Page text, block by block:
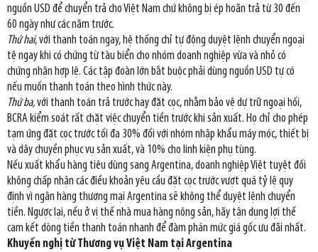
nguồn USD để chuyển trả cho Việt Nam chứ không bị ép hoãn trả từ 30 đến
60 ngày như các năm trước.
Thứ hai, với thanh toán ngay, hệ thống chỉ tự động duyệt lệnh chuyển ngoại
tệ ngay khi có chứng từ tàu biển cho nhóm doanh nghiệp vừa và nhỏ có
chứng nhận hợp lệ. Các tập đoàn lớn bắt buộc phải dùng nguồn USD tự có
nếu muốn thanh toán theo hình thức này.
Thứ ba,với thanh toán trả trước hay đặt cọc, nhằm bảo vệ dự trữ ngoại hối,
BCRA kiểm soát rất chặt việc chuyển tiền trước khi sản xuất. Họ chỉ cho phép
tạm ứng đặt cọc trước tối đa 30% đối với nhóm nhập khẩu máy móc, thiết bị
và dây chuyền phục vụ sản xuất, và 10% cho linh kiện phụ tùng.
Nếu xuất khẩu hàng tiêu dùng sang Argentina, doanh nghiệp Việt tuyệt đối
không chấp nhận các điều khoản yêu cầu đặt cọc trước vượt quá tỷ lệ quy
định vì ngân hàng thương mại Argentina sẽ không thể duyệt lệnh chuyển
tiền. Ngược lại, nếu ở vị thế nhà mua hàng nông sản, hãy tận dụng lợi thế
cam kết dòng tiền thanh toán nhanh để đàm phán mức giá gốc ưu đãi nhất.
Khuyến nghị từ Thương vụ Việt Nam tại Argentina